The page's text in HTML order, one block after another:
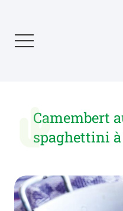
principalCamembert
spaghettini à